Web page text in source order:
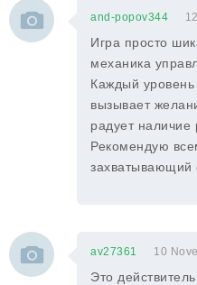
and-popov344
Игра просто
механика
Каждый
вызывает
радует наличие
Рекомендую
захватывающий
av27361 10
Это